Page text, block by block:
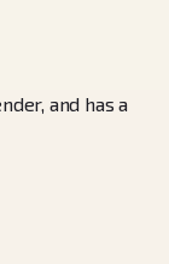
and has a